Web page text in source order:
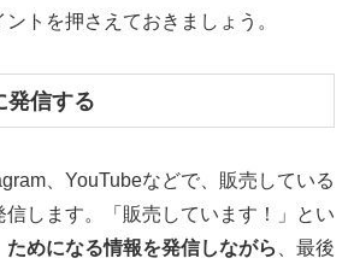
トを押さえておきましょう。
発信する
、YouTubeなどで、販売している
します。「販売しています！」とい
ためになる情報を発信しながら
、最後